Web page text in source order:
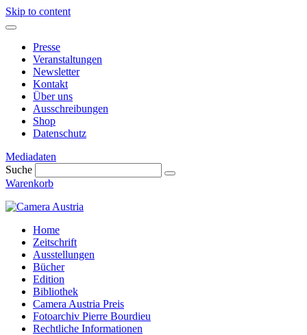
Skip to content
Presse
Veranstaltungen
Newsletter
Kontakt
Über uns
Ausschreibungen
Shop
Datenschutz
Mediadaten
Suche
Warenkorb
Home
Zeitschrift
Ausstellungen
Bücher
Edition
Bibliothek
Camera Austria Preis
Fotoarchiv Pierre Bourdieu
Rechtliche Informationen